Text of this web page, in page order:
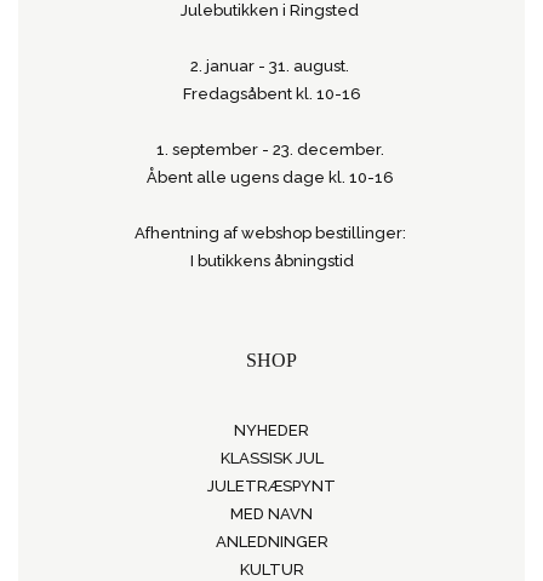
Julebutikken i Ringsted
2. januar - 31. august.
Fredagsåbent kl. 10-16
1. september - 23. december.
Åbent alle ugens dage kl. 10-16
Afhentning af webshop bestillinger:
I butikkens åbningstid
SHOP
NYHEDER
KLASSISK JUL
JULETRÆSPYNT
MED NAVN
ANLEDNINGER
KULTUR